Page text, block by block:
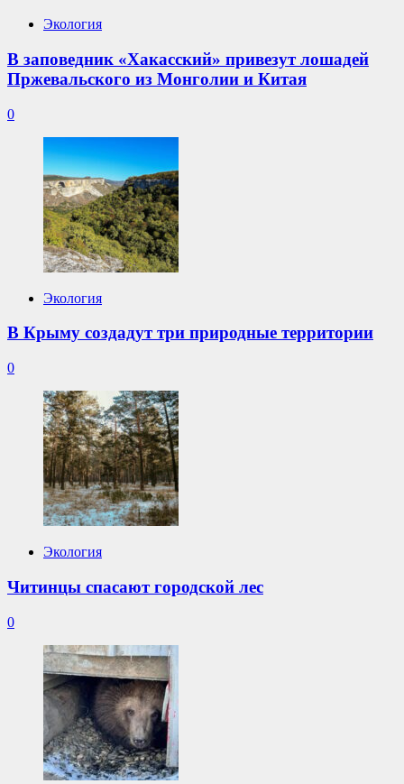
Экология
В заповедник «Хакасский» привезут лошадей
Пржевальского из Монголии и Китая
0
Экология
В Крыму создадут три природные территории
0
Экология
Читинцы спасают городской лес
0